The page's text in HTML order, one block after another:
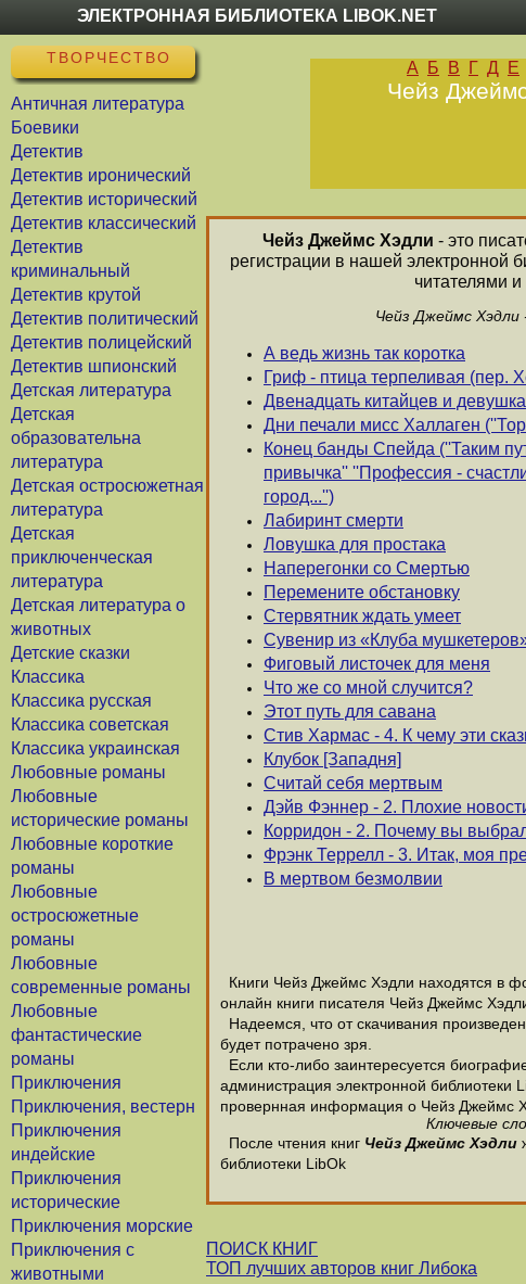
ЭЛЕКТРОННАЯ БИБЛИОТЕКА LIBOK.NET
ТВОРЧЕСТВО
Античная литература
Боевики
Детектив
Детектив иронический
Детектив исторический
Детектив классический
Детектив
криминальный
Детектив крутой
Детектив политический
Детектив полицейский
Детектив шпионский
Детская литература
Детская
образовательна
литература
Детская остросюжетная
литература
Детская
приключенческая
литература
Детская литература о
животных
Детские сказки
Классика
Классика русская
Классика советская
Классика украинская
Любовные романы
Любовные
исторические романы
Любовные короткие
романы
Любовные
остросюжетные
романы
Любовные
современные романы
Любовные
фантастические
романы
Приключения
Приключения, вестерн
Приключения
индейские
Приключения
исторические
Приключения морские
Приключения с
животными
А Б В Г Д Е
Чейз
Чейз Джеймс Хэдли - это
регистрации в нашей электронной
читателями
Чейз Джеймс Хэдли
А ведь жизнь так коротка
Гриф - птица терпеливая (пер.
Двенадцать китайцев и девушка
Дни печали мисс Халлаген
Конец банды Спейда (''Таким
привычка'' ''Профессия -
город...'')
Лабиринт смерти
Ловушка для простака
Наперегонки со Смертью
Перемените обстановку
Стервятник ждать умеет
Сувенир из «Клуба
Фиговый листочек для меня
Что же со мной случится?
Этот путь для савана
Стив Хармас - 4. К чему эти
Клубок [Западня]
Считай себя мертвым
Дэйв Фэннер - 2. Плохие
Корридон - 2. Почему вы
Фрэнк Террелл - 3. Итак, моя
В мертвом безмолвии
Книги Чейз Джеймс Хэдли находятся в
онлайн книги писателя Чейз Джеймс
Надеемся, что от скачивания
будет потрачено зря.
Если кто-либо заинтересуется
администрация электронной библиотеки
провернная информация о Чейз Джеймс
Ключевые
После чтения книг Чейз Джеймс Хэдли
библиотеки LibOk
ПОИСК КНИГ
ТОП лучших авторов книг Либока